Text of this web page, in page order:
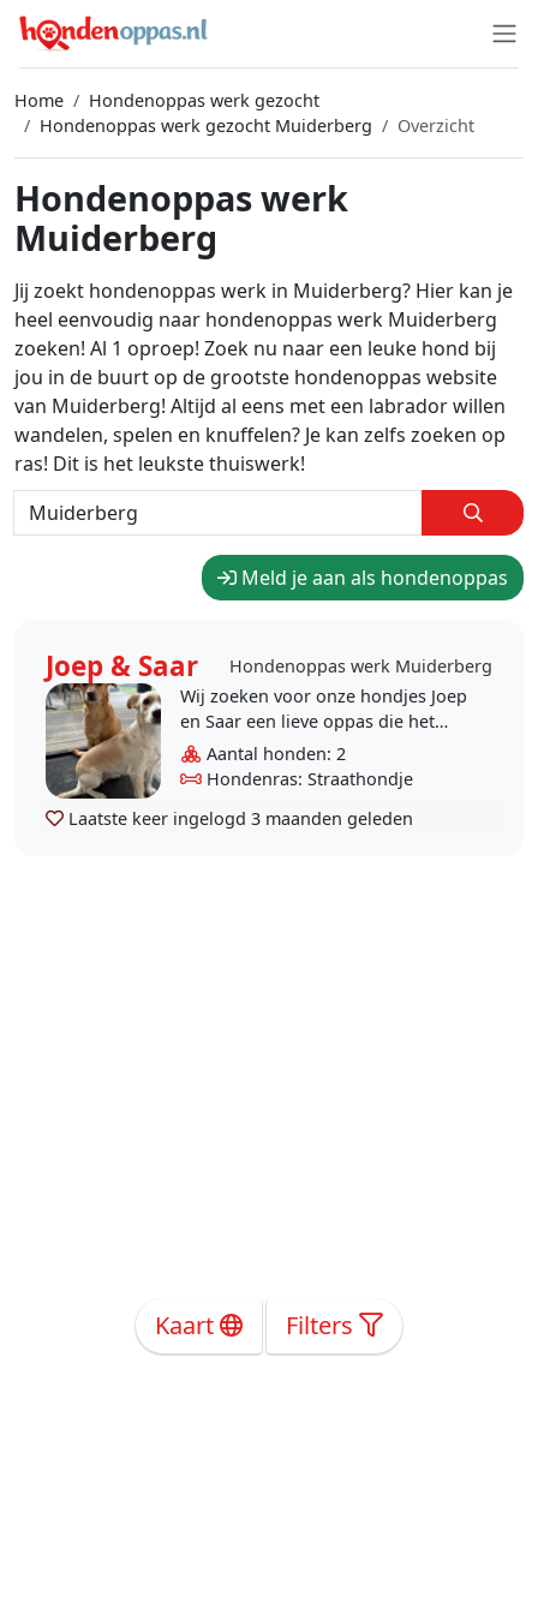
Home
Hondenoppas werk gezocht
Hondenoppas werk gezocht Muiderberg
Overzicht
Hondenoppas werk
Muiderberg
Jij zoekt hondenoppas werk in Muiderberg? Hier kan je
heel eenvoudig naar hondenoppas werk Muiderberg
zoeken! Al 1 oproep! Zoek nu naar een leuke hond bij
jou in de buurt op de grootste hondenoppas website
van Muiderberg! Altijd al eens met een labrador willen
wandelen, spelen en knuffelen? Je kan zelfs zoeken op
ras! Dit is het leukste thuiswerk!
Meld je aan als hondenoppas
Joep & Saar
Hondenoppas werk Muiderberg
Wij zoeken voor onze hondjes Joep
en Saar een lieve oppas die het
leuk zou vinden om 1 (of meerdere)
vaste dag(en) in de week of af en
Aantal honden: 2
Hondenras: Straathondje
Laatste keer ingelogd 3 maanden geleden
Kaart Filters